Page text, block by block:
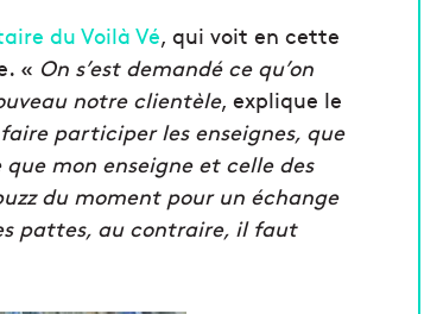
du Voilà Vé, qui voit en cette
« On s’est demandé ce qu’on
notre clientèle, explique le
participer les enseignes, que
mon enseigne et celle des
du moment pour un échange
pattes, au contraire, il faut